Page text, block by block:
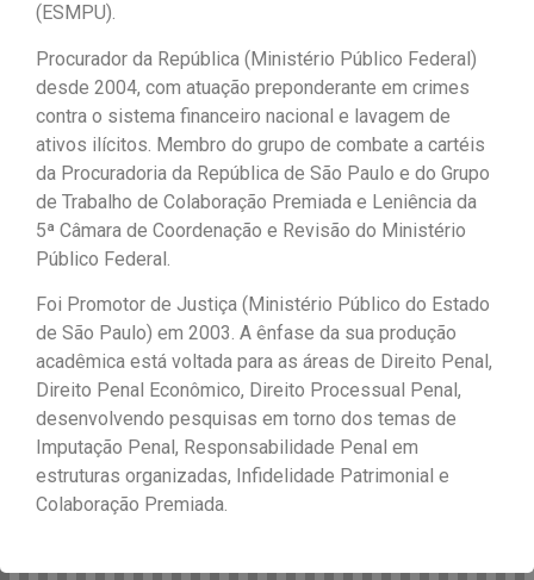
(ESMPU).
Procurador da República (Ministério Público Federal)
desde 2004, com atuação preponderante em crimes
contra o sistema financeiro nacional e lavagem de
ativos ilícitos. Membro do grupo de combate a cartéis
da Procuradoria da República de São Paulo e do Grupo
de Trabalho de Colaboração Premiada e Leniência da
5ª Câmara de Coordenação e Revisão do Ministério
Público Federal.
Foi Promotor de Justiça (Ministério Público do Estado
de São Paulo) em 2003. A ênfase da sua produção
acadêmica está voltada para as áreas de Direito Penal,
Direito Penal Econômico, Direito Processual Penal,
desenvolvendo pesquisas em torno dos temas de
Imputação Penal, Responsabilidade Penal em
estruturas organizadas, Infidelidade Patrimonial e
Colaboração Premiada.